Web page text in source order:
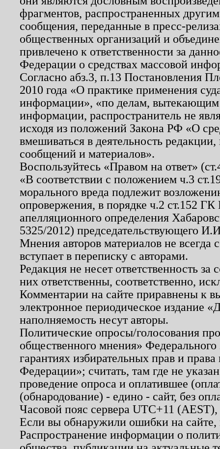
фрагментов, распространенных
сообщения, переданные в пресс-
общественных организаций и
привлечено к ответственности за
Федерации о средствах массовой
Согласно абз.3, п.13 Постановления
2010 года «О практике применения
информации», «по делам, вытекающим
информации, распространитель не
исходя из положений Закона РФ «О
вмешиваться в деятельность
сообщений и материалов».
Воспользуйтесь «Правом на ответ»
«В соответствии с положением ч.3
морального вреда подлежит
опровержения, в порядке ч.2 ст.152
апелляционного определения
5325/2012) председательствующего
Мнения авторов материалов не
вступает в переписку с авторами.
Редакция не несет ответственность
них ответственны, соответственно,
Комментарии на сайте приравнены к
электронное периодическое издание
наполняемость несут авторы.
Политические опросы/голосования
общественного мнения»
гарантиях избирательных прав и
Федерации»; считать, там где не
проведение опроса и оплатившее
(обнародование) - едино - сайт, без
Часовой пояс сервера UTC+11
Если вы обнаружили ошибки на
Распространение информации о